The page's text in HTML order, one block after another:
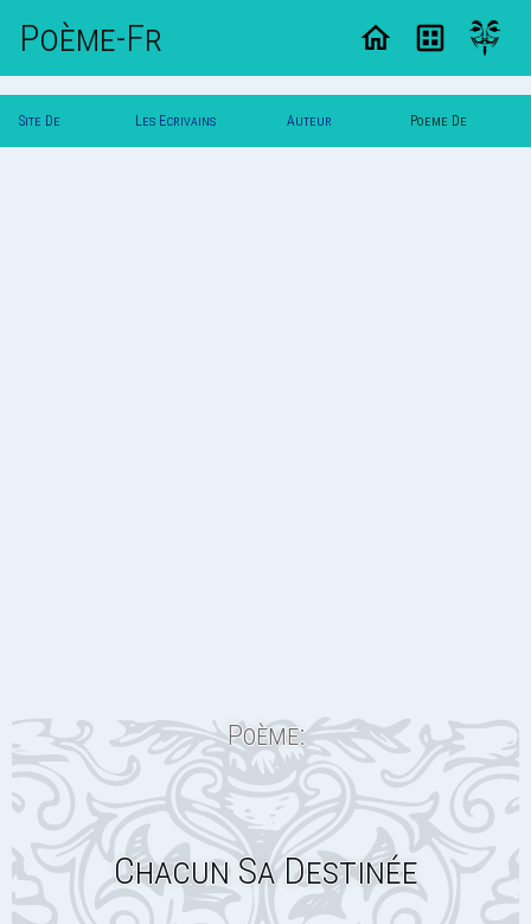
Poème-Fr
Site De Les Ecrivains Auteur Poeme De
Poème:
Chacun Sa Destinée